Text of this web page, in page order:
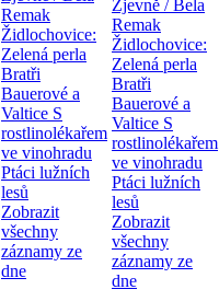
Remak
Židlochovice:
Zelená perla
Bratři
Bauerové a
Valtice S
rostlinolékařem
ve vinohradu
Ptáci lužních
lesů
Zobrazit
všechny
záznamy ze
dne
Zjevně / Bela
Remak
Židlochovice:
Zelená perla
Bratři
Bauerové a
Valtice S
rostlinolékařem
ve vinohradu
Ptáci lužních
lesů
Zobrazit
všechny
záznamy ze
dne